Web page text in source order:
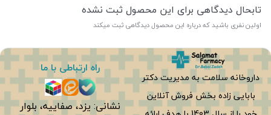
تابحال دیدگاهی برای این محصول ثبت نشده
اولین نفری باشید که درباره این محصول دیدگاهی ثبت میکند
داروخانه سلامت به مدیریت دکتر
بابایی زاده بخش فروش آنلاین
راه ارتباطی با ما
نشانی: یزد، صفاییه، بلوار